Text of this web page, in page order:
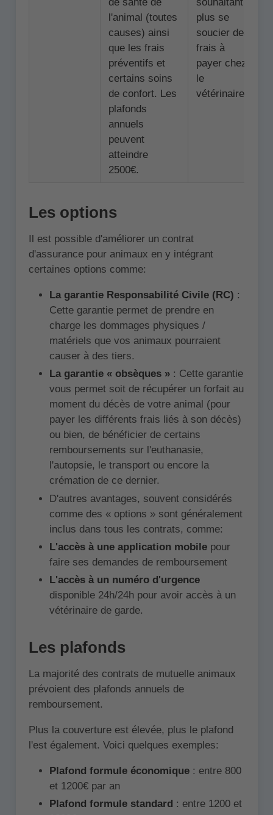
l'animal (toutes
causes) ainsi
que les frais
préventifs et
certains soins
de confort. Les
plafonds
annuels
peuvent
atteindre
2500€.
plus se
soucier des
frais à
payer chez
le
vétérinaire.
Les options
Il est possible d'améliorer un contrat
d'assurance pour animaux en y intégrant
certaines options comme:
La garantie Responsabilité Civile (RC) :
Cette garantie permet de prendre en
charge les dommages physiques /
matériels que vos animaux pourraient
causer à des tiers.
La garantie « obsèques »: Cette garantie
vous permet soit de récupérer un forfait au
moment du décès de votre animal (pour
payer les différents frais liés à son décès)
ou bien, de bénéficier de certains
remboursements sur l'euthanasie,
l'autopsie, le transport ou encore la
crémation de ce dernier.
D'autres avantages, souvent considérés
comme des « options » sont généralement
inclus dans tous les contrats, comme:
L'accès à une application mobilepour
faire ses demandes de remboursement
L'accès à un numéro d'urgence
disponible 24h/24h pour avoir accès à un
vétérinaire de garde.
Les plafonds
La majorité des contrats de mutuelle animaux
prévoient des plafonds annuels de
remboursement.
Plus la couverture est élevée, plus le plafond
l'est également. Voici quelques exemples:
Plafond formule économique : entre 800
et 1200€ par an
Plafond formule standard : entre 1200 et